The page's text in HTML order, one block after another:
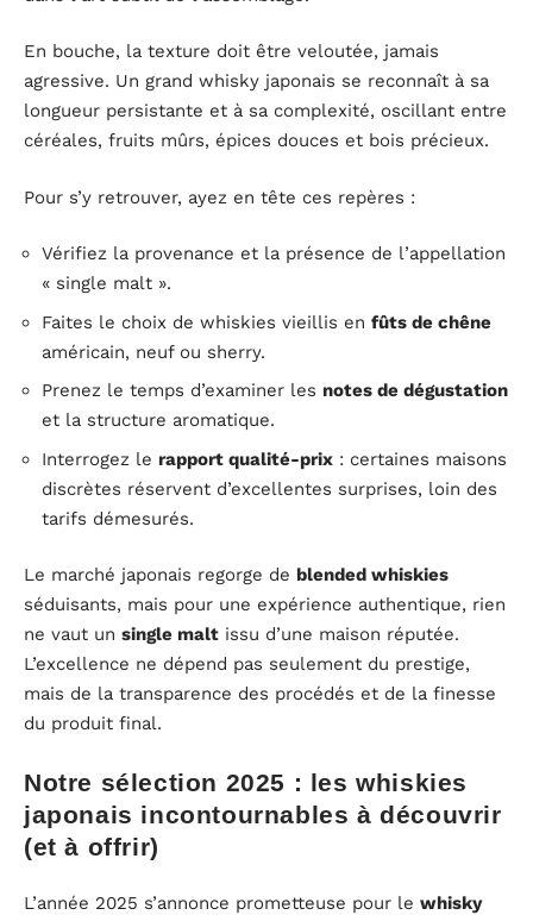
En bouche, la texture doit être veloutée, jamais
agressive. Un grand whisky japonais se reconnaît à sa
longueur persistante et à sa complexité, oscillant entre
céréales, fruits mûrs, épices douces et bois précieux.
Pour s’y retrouver, ayez en tête ces repères :
Vérifiez la provenance et la présence de l’appellation
« single malt ».
Faites le choix de whiskies vieillis en fûts de chêne
américain, neuf ou sherry.
Prenez le temps d’examiner les notes de dégustation
et la structure aromatique.
Interrogez le rapport qualité-prix : certaines maisons
discrètes réservent d’excellentes surprises, loin des
tarifs démesurés.
Le marché japonais regorge de blended whiskies
séduisants, mais pour une expérience authentique, rien
ne vaut un single malt issu d’une maison réputée.
L’excellence ne dépend pas seulement du prestige,
mais de la transparence des procédés et de la finesse
du produit final.
Notre sélection 2025 : les whiskies
japonais incontournables à découvrir
(et à offrir)
L’année 2025 s’annonce prometteuse pour le whisky